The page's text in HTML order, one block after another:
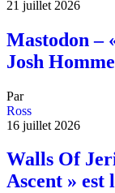
21 juillet 2026
Mastodon –
Josh
Par
Ross
16 juillet 2026
Walls Of
Ascent »